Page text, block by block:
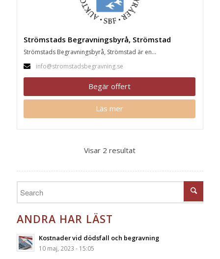
Strömstads Begravningsbyrå, Strömstad
Strömstads Begravningsbyrå, Strömstad är en...
info@stromstadsbegravning.se
Begär offert
Läs mer
Visar 2 resultat
ANDRA HAR LÄST
Kostnader vid dödsfall och begravning
10 maj, 2023 - 15:05